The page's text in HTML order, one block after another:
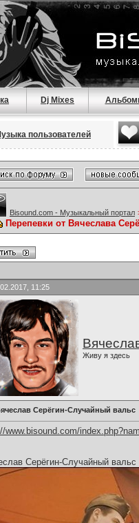
Dj Mixes
пользователей
Bisound.com - Музыкальный портал
Перепевки от Вячеслава
11:25
Живу я здесь
Серёгин-Случайный вальс
www.bisound.com/
Серёгин-Случайный вальс